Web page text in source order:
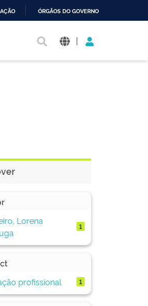
ÓRGÃOS DO GOVERNO
|
Lorena
1
profissional
1